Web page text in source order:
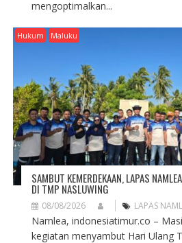
mengoptimalkan...
Hukum Maluku
SAMBUT KEMERDEKAAN, LAPAS
DI TMP NASLUWING
08/08/2026 LAPAS
Namlea, indonesiatimur.co –
kegiatan menyambut Hari Ulang